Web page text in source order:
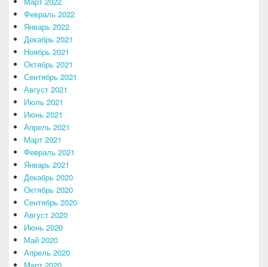
Февраль 2022
Январь 2022
Декабрь 2021
Ноябрь 2021
Октябрь 2021
Сентябрь 2021
Август 2021
Июль 2021
Июнь 2021
Апрель 2021
Март 2021
Февраль 2021
Январь 2021
Декабрь 2020
Октябрь 2020
Сентябрь 2020
Август 2020
Июнь 2020
Май 2020
Апрель 2020
Март 2020